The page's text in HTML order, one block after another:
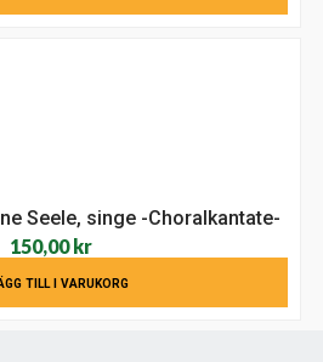
Seele, singe -Choralkantate-
150,00kr
TILL I VARUKORG